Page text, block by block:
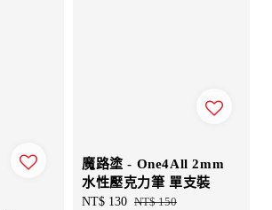
魔路塗 - One4All 2mm
水性壓克力筆 單支裝
Sale
NT$ 130 Regular
NT$ 150